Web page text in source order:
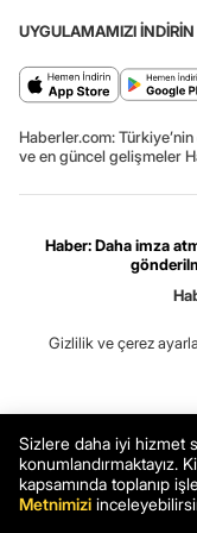
UYGULAMAMIZI İNDİRİN
Haberler.com:
ve en güncel gelişmeler
Haber: Daha imza
Gizlilik ve çerez
Sizlere daha iyi hizmet
konumlandırmaktayız.
kapsamında toplanıp
Metnimizi